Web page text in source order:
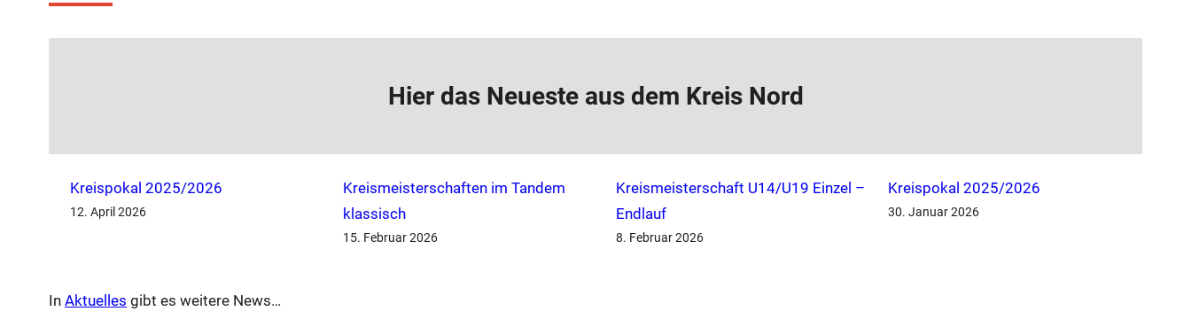
Hier das Neueste aus dem Kreis Nord
Kreispokal 2025/2026
12. April 2026
Kreismeisterschaften im Tandem
klassisch
15. Februar 2026
Kreismeisterschaft U14/U19 Einzel –
Endlauf
8. Februar 2026
Kreispokal 2025/2026
30. Januar 2026
InAktuelles gibt es weitere News…